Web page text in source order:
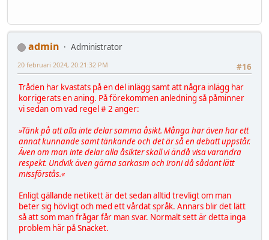
admin
Administrator
#16
20 februari 2024, 20:21:32 PM
Tråden har kvastats på en del inlägg samt att några inlägg har
korrigerats en aning. På förekommen anledning så påminner
vi sedan om vad regel # 2 anger:
»Tänk på att alla inte delar samma åsikt. Många har även har ett
annat kunnande samt tänkande och det är så en debatt uppstår.
Även om man inte delar alla åsikter skall vi ändå visa varandra
respekt. Undvik även gärna sarkasm och ironi då sådant lätt
missförstås.«
Enligt gällande netikett är det sedan alltid trevligt om man
beter sig hövligt och med ett vårdat språk. Annars blir det lätt
så att som man frågar får man svar. Normalt sett är detta inga
problem här på Snacket.